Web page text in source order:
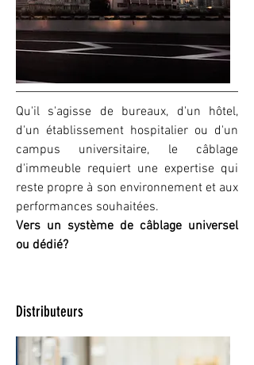
Qu'il s'agisse de bureaux, d'un hôtel,
d'un établissement hospitalier ou d'un
campus universitaire, le câblage
d'immeuble requiert une expertise qui
reste propre à son environnement et aux
performances souhaitées.
Vers un système de câblage universel
ou dédié?
Distributeurs